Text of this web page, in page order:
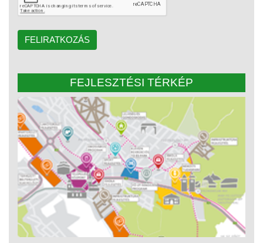
FELIRATKOZÁS
FEJLESZTÉSI TÉRKÉP